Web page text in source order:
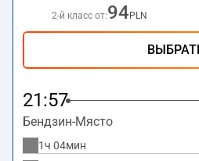
2-й класс от:94 PLN
21:57
Бендзин-Място
1ч 04мин